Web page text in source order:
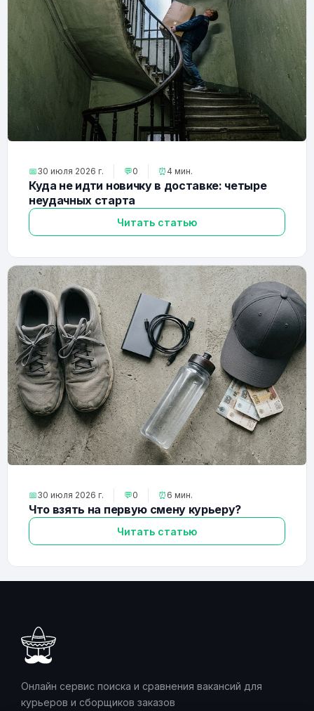
📅30 июля 2026 г. 💬0 ⏰ 4 мин.
Куда не идти новичку в доставке: четыре
неудачных старта
Читать статью
📅30 июля 2026 г. 💬0 ⏰ 6 мин.
Что взять на первую смену курьеру?
Читать статью
Онлайн сервис поиска и сравнения вакансий для
курьеров и сборщиков заказов